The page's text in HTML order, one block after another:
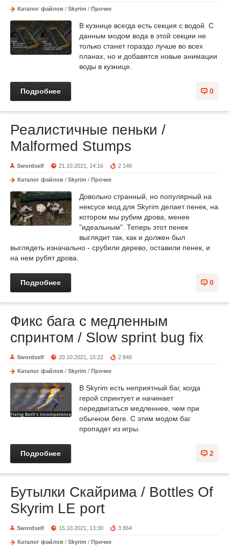
Каталог файлов / Skyrim / Прочее
В кузнице всегда есть секция с водой. С
данным модом вода в этой секции не
только станет гораздо лучше во всех
планах, но и добавятся новые анимации
воды в кузнице.
0
Подробнее
Реалистичные пеньки /
Malformed Stumps
Swordself 21.10.2021, 14:16 2 146
Каталог файлов / Skyrim / Прочее
Довольно странный, но популярный на
нексусе мод для Skyrim делает пенек, на
котором мы рубим дрова, менее
"идеальным". Теперь этот пенек
выглядит так, как и должен был
выглядеть изначально - срубили дерево, оставили пенек, и
на нем рубят дрова.
0
Подробнее
Фикс бага с медленным
спринтом / Slow sprint bug fix
Swordself 20.10.2021, 15:22 2 848
Каталог файлов / Skyrim / Прочее
В Skyrim есть неприятный баг, когда
герой спринтует и начинает
передвигаться медленнее, чем при
обычном беге. С этим модом баг
пропадет из игры.
2
Подробнее
Бутылки Скайрима / Bottles Of
Skyrim LE port
Swordself 15.10.2021, 13:30 3 864
Каталог файлов / Skyrim / Прочее